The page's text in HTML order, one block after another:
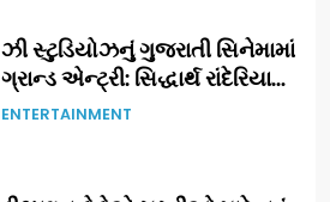
ડીઝાઇન કેફેએ સુરતીઓ માટે નવું
એક્સપિરિયન્સ સેન્ટર ખોલ્યું,
ગુજરાતમાં પોતાની હાજરી વધુ
BUSINESS